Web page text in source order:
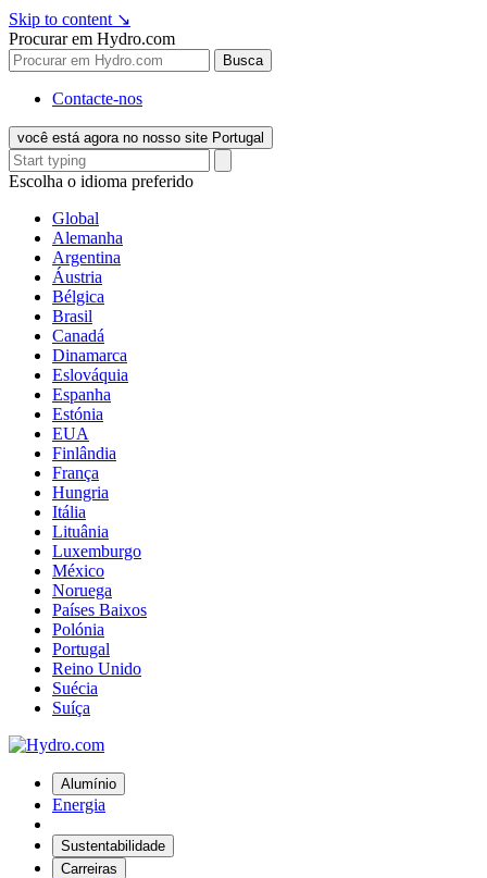
Skip to content ↘
Procurar em Hydro.com
Busca
Contacte-nos
você está agora no nosso site Portugal
Escolha o idioma preferido
Global
Alemanha
Argentina
Áustria
Bélgica
Brasil
Canadá
Dinamarca
Eslováquia
Espanha
Estónia
EUA
Finlândia
França
Hungria
Itália
Lituânia
Luxemburgo
México
Noruega
Países Baixos
Polónia
Portugal
Reino Unido
Suécia
Suíça
Alumínio
Energia
Sustentabilidade
Carreiras